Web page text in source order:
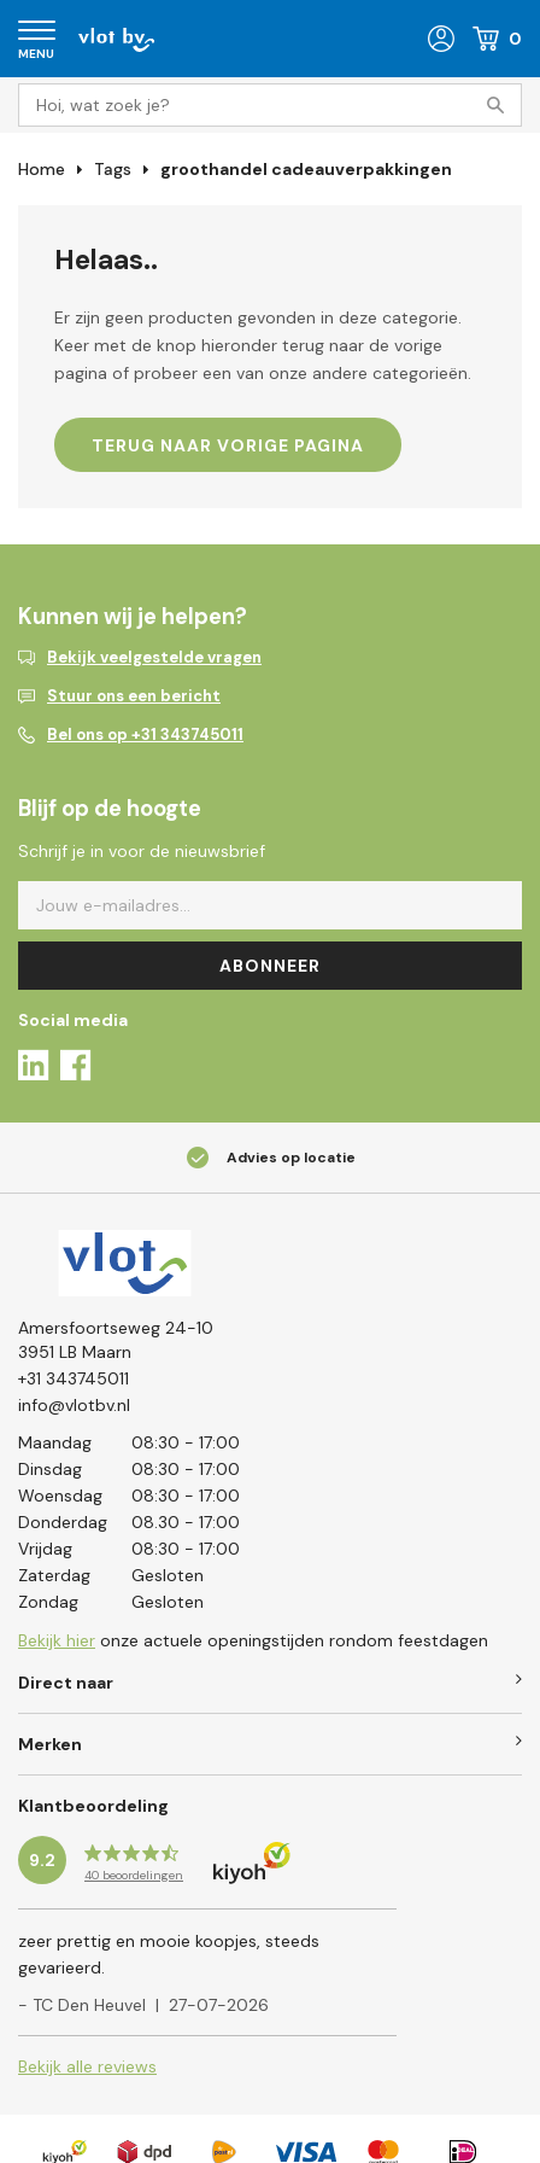
MENU
0
Home Tags groothandel cadeauverpakkingen
Helaas..
Er zijn geen producten gevonden in deze categorie.
Keer met de knop hieronder terug naar de vorige
pagina of probeer een van onze andere categorieën.
TERUG NAAR VORIGE PAGINA
Kunnen wij je helpen?
Bekijk veelgestelde vragen
Stuur ons een bericht
Bel ons op +31 343745011
Blijf op de hoogte
Schrijf je in voor de nieuwsbrief
ABONNEER
Social media
Advies op locatie
Amersfoortseweg 24-10
3951 LB Maarn
+31 343745011
info@vlotbv.nl
Maandag
08:30 - 17:00
Dinsdag
08:30 - 17:00
Woensdag
08:30 - 17:00
Donderdag
08.30 - 17:00
Vrijdag
08:30 - 17:00
Zaterdag
Gesloten
Zondag
Gesloten
Bekijk hier onze actuele openingstijden rondom feestdagen
Direct naar
Merken
Klantbeoordeling
9.2
40 beoordelingen
zeer prettig en mooie koopjes, steeds
gevarieerd.
- TC Den Heuvel | 27-07-2026
Bekijk alle reviews